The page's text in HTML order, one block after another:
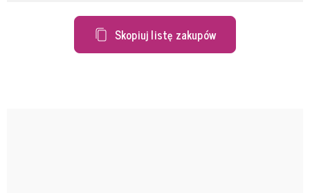
Skopiuj listę zakupów